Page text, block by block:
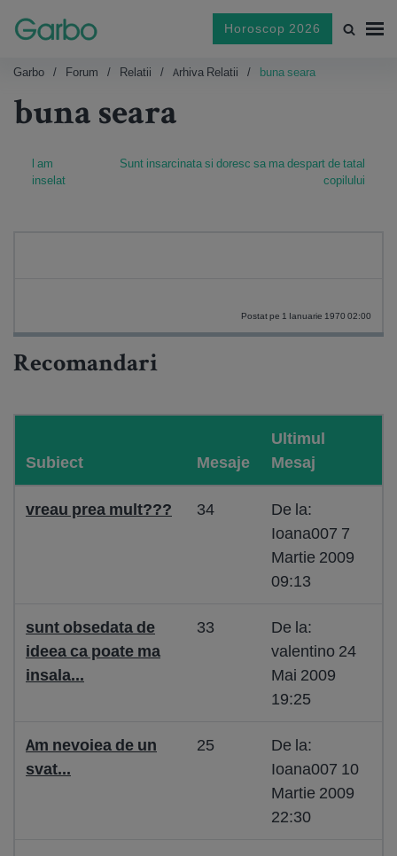
Horoscop 2026
Garbo Forum Relatii Arhiva Relatii buna seara
buna seara
l am
inselat
Sunt insarcinata si doresc sa ma despart de tatal
copilului
Postat pe 1 Ianuarie 1970 02:00
Recomandari
Subiect Mesaje
Ultimul
Mesaj
vreau prea mult??? 34
De la:
Ioana007 7
Martie 2009
09:13
sunt obsedata de
ideea ca poate ma
insala...
33
De la:
valentino 24
Mai 2009
19:25
Am nevoiea de un
svat...
25
De la:
Ioana007 10
Martie 2009
22:30